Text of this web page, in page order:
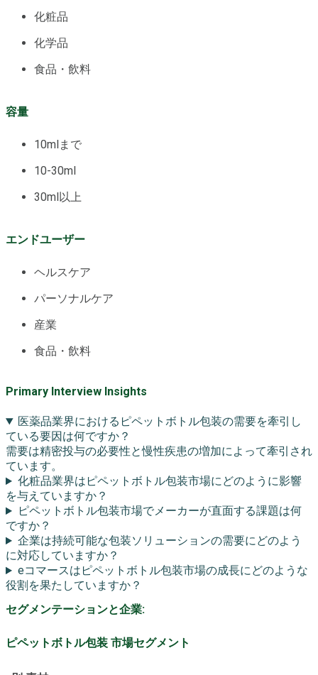
化粧品
化学品
食品・飲料
容量
10mlまで
10-30ml
30ml以上
エンドユーザー
ヘルスケア
パーソナルケア
産業
食品・飲料
Primary Interview Insights
医薬品業界におけるピペットボトル包装の需要を牽引し
ている要因は何ですか？
需要は精密投与の必要性と慢性疾患の増加によって牽引され
ています。
化粧品業界はピペットボトル包装市場にどのように影響
を与えていますか？
ピペットボトル包装市場でメーカーが直面する課題は何
ですか？
企業は持続可能な包装ソリューションの需要にどのよう
に対応していますか？
eコマースはピペットボトル包装市場の成長にどのような
役割を果たしていますか？
セグメンテーションと企業:
ピペットボトル包装 市場セグメント